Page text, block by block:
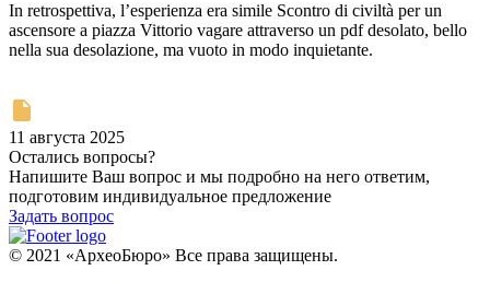
In retrospettiva, l’esperienza era simile Scontro di civiltà per un
ascensore a piazza Vittorio vagare attraverso un pdf desolato, bello
nella sua desolazione, ma vuoto in modo inquietante.
11 августа 2025
Остались вопросы?
Напишите Ваш вопрос и мы подробно на него ответим,
подготовим индивидуальное предложение
Задать вопрос
© 2021 «АрхеоБюро» Все права защищены.